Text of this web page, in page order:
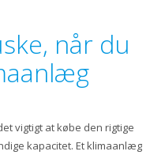
når du
vigtigt at købe den rigtige
kapacitet. Et klimaanlæg